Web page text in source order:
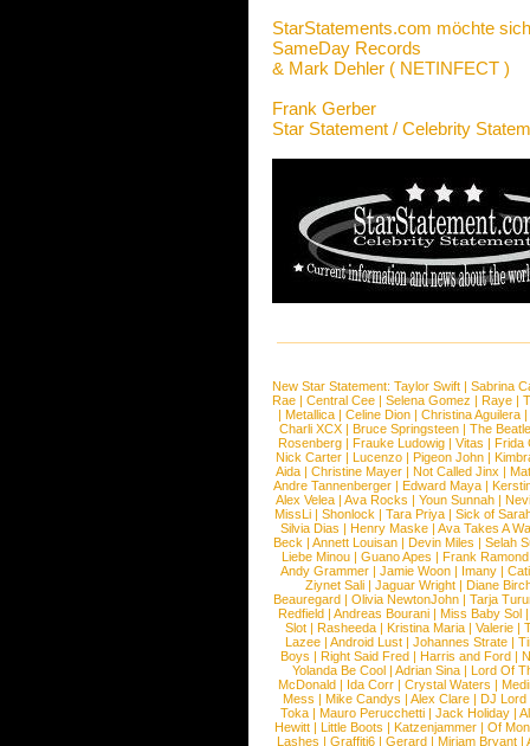
StarStatements.com möchte
SameDay Records
& Mark Dehler ( NETINFECT )
Frank Gerber
Star Statement / Celebrity
New Star Statement: Taylor Swift | Sabrina
Rae |Central Cee |Selena Gomez |Raye |
| Metallica | Celine Dion | Christina Aguilera |
Charli XCX |Bruce Springsteen |The
Rosenberg | Frauke Ludowig | Vitas | Frida
Nick Carter | Lucenzo | Pigeon John |
Aida |Christine Mayer |Not Called Jinx |
Andre Tannenberger | Edward Maya |
Alex Velea | Ava Rocks | Youn Sunnah |
MissLi | Shonlock | Tara Priya | Sick of
Silvia Dias |Henry Maske |Ava Takes A
Beck |Annett Louisan |Devin Miles |Selah
Liebe Minou |Guano Apes |Frank Ramond
Andy Grammer |Jamie Woon | Imany |
Ziynet Sali |Jaguar Wright |Diane
Beauregard |Olivia NewtonJohn |Tarja
Redfield | Andreas Bourani | Miss Baby Sol
Slot | Rasheeda | Kristina Maria | Valerie |
Lazee | Android Lust | Johannes Strate |
Boys | Right Said Fred | Harris and Ford |
Yolanda Be Cool |Adrian Sina |Lord Of
McDonald | Ida Corr |Crystal Waters |
Mess | Mike Candys | Alex Clare | DJ Lord
Toka | Mauro Perucchetti | Jack Holiday |
Hewitt |Little Boots |Katzenjammer |Of
Lashes |Graffiti6 |Gerard |Miriam Bryant |